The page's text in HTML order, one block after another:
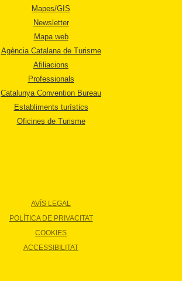
Mapes/GIS
Newsletter
Mapa web
Agència Catalana de Turisme
Afiliacions
Professionals
Catalunya Convention Bureau
Establiments turístics
Oficines de Turisme
AVÍS LEGAL
POLÍTICA DE PRIVACITAT
COOKIES
ACCESSIBILITAT